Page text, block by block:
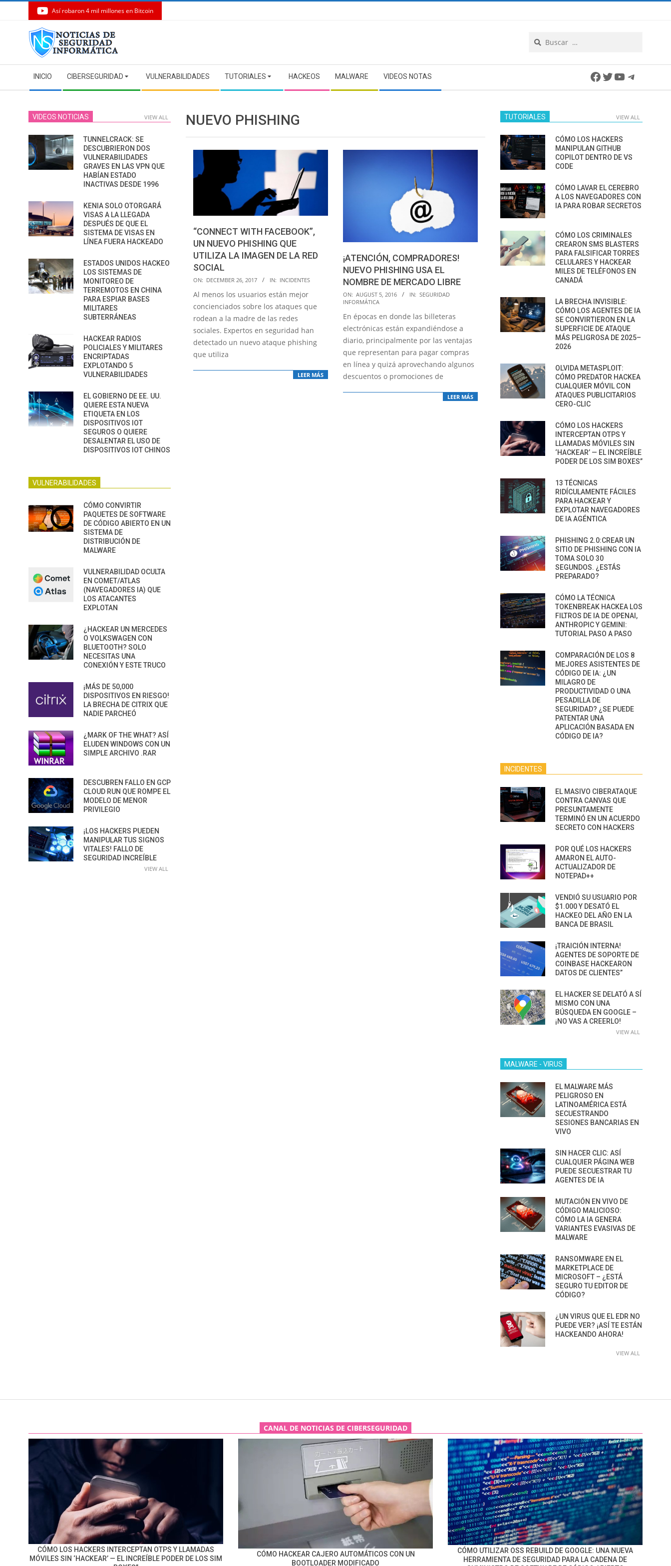
Así robaron 4 mil millones en Bitcoin
Navigation
Menu
INICIO CIBERSEGURIDAD VULNERABILIDADES TUTORIALES HACKEOS MALWARE VIDEOS NOTAS Facebook
Twitter
YouTube
NUEVO PHISHING
“CONNECT WITH FACEBOOK”,
UN NUEVO PHISHING QUE
UTILIZA LA IMAGEN DE LA RED
SOCIAL
2017-
12-
ON: DECEMBER 26, 2017 IN: INCIDENTES
Al menos los usuarios están mejor
concienciados sobre los ataques que
rodean a la madre de las redes
sociales. Expertos en seguridad han
detectado un nuevo ataque phishing
que utiliza
LEER MÁS
¡ATENCIÓN, COMPRADORES!
NUEVO PHISHING USA EL
NOMBRE DE MERCADO LIBRE
2016-
08-
05
ON: AUGUST 5, 2016 IN: SEGURIDAD
INFORMÁTICA
En épocas en donde las billeteras
electrónicas están expandiéndose a
diario, principalmente por las ventajas
que representan para pagar compras
en línea y quizá aprovechando algunos
descuentos o promociones de
LEER MÁS
VIDEOS NOTICIAS VIEW ALL
TUNNELCRACK: SE
DESCUBRIERON DOS
VULNERABILIDADES
GRAVES EN LAS VPN QUE
HABÍAN ESTADO
INACTIVAS DESDE 1996
KENIA SOLO OTORGARÁ
VISAS A LA LLEGADA
DESPUÉS DE QUE EL
SISTEMA DE VISAS EN
LÍNEA FUERA HACKEADO
ESTADOS UNIDOS HACKEO
LOS SISTEMAS DE
MONITOREO DE
TERREMOTOS EN CHINA
PARA ESPIAR BASES
MILITARES
SUBTERRÁNEAS
HACKEAR RADIOS
POLICIALES Y MILITARES
ENCRIPTADAS
EXPLOTANDO 5
VULNERABILIDADES
EL GOBIERNO DE EE. UU.
QUIERE ESTA NUEVA
ETIQUETA EN LOS
DISPOSITIVOS IOT
SEGUROS O QUIERE
DESALENTAR EL USO DE
DISPOSITIVOS IOT CHINOS
VULNERABILIDADES
CÓMO CONVIRTIR
PAQUETES DE SOFTWARE
DE CÓDIGO ABIERTO EN UN
SISTEMA DE
DISTRIBUCIÓN DE
MALWARE
VULNERABILIDAD OCULTA
EN COMET/ATLAS
(NAVEGADORES IA) QUE
LOS ATACANTES
EXPLOTAN
¿HACKEAR UN MERCEDES
O VOLKSWAGEN CON
BLUETOOTH? SOLO
NECESITAS UNA
CONEXIÓN Y ESTE TRUCO
¡MÁS DE 50,000
DISPOSITIVOS EN RIESGO!
LA BRECHA DE CITRIX QUE
NADIE PARCHEÓ
¿MARK OF THE WHAT? ASÍ
ELUDEN WINDOWS CON UN
SIMPLE ARCHIVO .RAR
DESCUBREN FALLO EN GCP
CLOUD RUN QUE ROMPE EL
MODELO DE MENOR
PRIVILEGIO
¡LOS HACKERS PUEDEN
MANIPULAR TUS SIGNOS
VITALES! FALLO DE
SEGURIDAD INCREÍBLE
VIEW ALL
TUTORIALES VIEW ALL
CÓMO LOS HACKERS
MANIPULAN GITHUB
COPILOT DENTRO DE VS
CODE
CÓMO LAVAR EL CEREBRO
A LOS NAVEGADORES CON
IA PARA ROBAR SECRETOS
CÓMO LOS CRIMINALES
CREARON SMS BLASTERS
PARA FALSIFICAR TORRES
CELULARES Y HACKEAR
MILES DE TELÉFONOS EN
CANADÁ
LA BRECHA INVISIBLE:
CÓMO LOS AGENTES DE IA
SE CONVIRTIERON EN LA
SUPERFICIE DE ATAQUE
MÁS PELIGROSA DE 2025–
2026
OLVIDA METASPLOIT:
CÓMO PREDATOR HACKEA
CUALQUIER MÓVIL CON
ATAQUES PUBLICITARIOS
CERO-CLIC
CÓMO LOS HACKERS
INTERCEPTAN OTPS Y
LLAMADAS MÓVILES SIN
‘HACKEAR’ — EL INCREÍBLE
PODER DE LOS SIM BOXES”
13 TÉCNICAS
RIDÍCULAMENTE FÁCILES
PARA HACKEAR Y
EXPLOTAR NAVEGADORES
DE IA AGÉNTICA
PHISHING 2.0:CREAR UN
SITIO DE PHISHING CON IA
TOMA SOLO 30
SEGUNDOS. ¿ESTÁS
PREPARADO?
CÓMO LA TÉCNICA
TOKENBREAK HACKEA LOS
FILTROS DE IA DE OPENAI,
ANTHROPIC Y GEMINI:
TUTORIAL PASO A PASO
COMPARACIÓN DE LOS 8
MEJORES ASISTENTES DE
CÓDIGO DE IA: ¿UN
MILAGRO DE
PRODUCTIVIDAD O UNA
PESADILLA DE
SEGURIDAD? ¿SE PUEDE
PATENTAR UNA
APLICACIÓN BASADA EN
CÓDIGO DE IA?
INCIDENTES
EL MASIVO CIBERATAQUE
CONTRA CANVAS QUE
PRESUNTAMENTE
TERMINÓ EN UN ACUERDO
SECRETO CON HACKERS
POR QUÉ LOS HACKERS
AMARON EL AUTO-
ACTUALIZADOR DE
NOTEPAD++
VENDIÓ SU USUARIO POR
$1.000 Y DESATÓ EL
HACKEO DEL AÑO EN LA
BANCA DE BRASIL
¡TRAICIÓN INTERNA!
AGENTES DE SOPORTE DE
COINBASE HACKEARON
DATOS DE CLIENTES”
EL HACKER SE DELATÓ A SÍ
MISMO CON UNA
BÚSQUEDA EN GOOGLE –
¡NO VAS A CREERLO!
VIEW ALL
MALWARE - VIRUS
EL MALWARE MÁS
PELIGROSO EN
LATINOAMÉRICA ESTÁ
SECUESTRANDO
SESIONES BANCARIAS EN
VIVO
SIN HACER CLIC: ASÍ
CUALQUIER PÁGINA WEB
PUEDE SECUESTRAR TU
AGENTES DE IA
MUTACIÓN EN VIVO DE
CÓDIGO MALICIOSO:
CÓMO LA IA GENERA
VARIANTES EVASIVAS DE
MALWARE
RANSOMWARE EN EL
MARKETPLACE DE
MICROSOFT – ¿ESTÁ
SEGURO TU EDITOR DE
CÓDIGO?
¿UN VIRUS QUE EL EDR NO
PUEDE VER? ¡ASÍ TE ESTÁN
HACKEANDO AHORA!
VIEW ALL
CANAL DE NOTICIAS DE CIBERSEGURIDAD
CÓMO LOS HACKERS INTERCEPTAN OTPS Y LLAMADAS
MÓVILES SIN ‘HACKEAR’ — EL INCREÍBLE PODER DE LOS SIM
CÓMO HACKEAR CAJERO AUTOMÁTICOS CON UN
BOOTLOADER MODIFICADO
CÓMO UTILIZAR OSS REBUILD DE GOOGLE: UNA NUEVA
HERRAMIENTA DE SEGURIDAD PARA LA CADENA DE